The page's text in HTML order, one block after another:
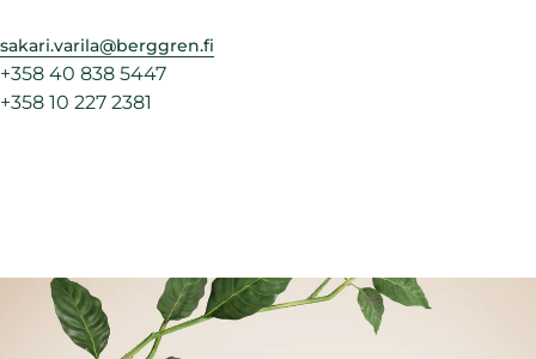
sakari.varila@berggren.fi
+358 40 838 5447
+358 10 227 2381